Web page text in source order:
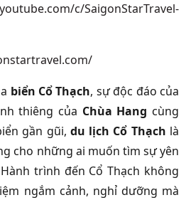
c/SaigonStarTravel-
biển Cổ Thạch, sự độc đáo của
thiêng của Chùa Hang cùng
gần gũi, du lịch Cổ Thạch là
cho những ai muốn tìm sự yên
trình đến Cổ Thạch không
ngắm cảnh, nghỉ dưỡng mà